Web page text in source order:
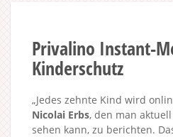
Privalino Instant-
Kinderschutz
„Jedes zehnte Kind wird
Nicolai Erbs, den man
sehen kann, zu berichten.